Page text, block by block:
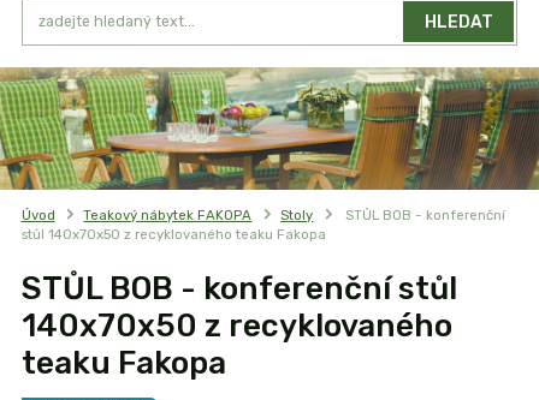
HLEDAT
Úvod Teakový nábytek FAKOPA Stoly
STŮL BOB - konferenční
stůl 140x70x50 z recyklovaného teaku Fakopa
STŮL BOB - konferenční stůl
140x70x50 z recyklovaného
teaku Fakopa